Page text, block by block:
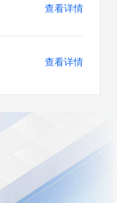
查看详情
查看详情